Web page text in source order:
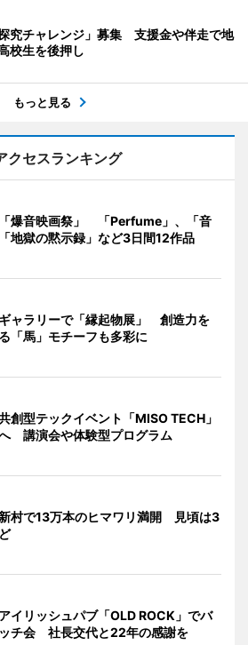
究チャレンジ」募集 支援金や伴走で地
校生を後押し
もっと見る
クセスランキング
爆音映画祭」 「Perfume」、「音
地獄の黙示録」など3日間12作品
ャラリーで「縁起物展」 創造力を
「馬」モチーフも多彩に
創型テックイベント「MISO TECH」
講演会や体験型プログラム
村で13万本のヒマワリ満開 見頃は3
イリッシュパブ「OLD ROCK」でバ
ッチ会 社長交代と22年の感謝を